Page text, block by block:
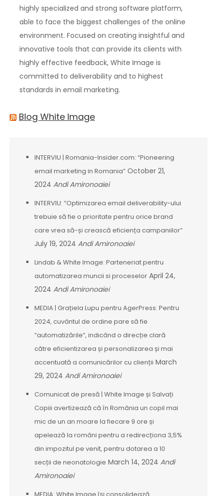
highly specialized and strong software platform,
able to face the biggest challenges of the online
environment. Focused on creating insightful and
innovative tools that can provide its clients with
highly effective feedback, White Image is
committed to deliverability and to highest
standards in email marketing.
Blog White Image
INTERVIU | Romania-Insider.com: “Pioneering
email marketing in Romania” October 21,
2024 Andi Amironoaiei
INTERVIU: ”Optimizarea email deliverability-ului
trebuie să fie o prioritate pentru orice brand
care vrea să-și crească eficiența campaniilor”
July 19, 2024 Andi Amironoaiei
Lindab & White Image: Parteneriat pentru
automatizarea muncii si proceselor April 24,
2024 Andi Amironoaiei
MEDIA | Grațiela Lupu pentru AgerPress: Pentru
2024, cuvântul de ordine pare să fie
“automatizările”, indicând o direcție clară
către eficientizarea și personalizarea și mai
accentuată a comunicărilor cu clienții March
29, 2024 Andi Amironoaiei
Comunicat de presă | White Image și Salvați
Copiii avertizează că în România un copil mai
mic de un an moare la fiecare 9 ore și
apelează la români pentru a redirecționa 3,5%
din impozitul pe venit, pentru dotarea a 10
secții de neonatologie March 14, 2024 Andi
Amironoaiei
MEDIA: White Image își consolidează